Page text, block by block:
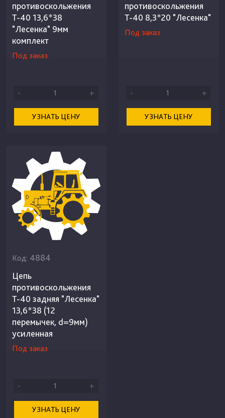
противоскольжения
Т-40 13,6*38
"Лесенка" 9мм
комплект
Под заказ
- +
УЗНАТЬ ЦЕНУ
противоскольжения
Т-40 8,3*20 "Лесенка"
Под заказ
- +
УЗНАТЬ ЦЕНУ
Код: 4884
Цепь
противоскольжения
Т-40 задняя "Лесенка"
13,6*38 (12
перемычек, d=9мм)
усиленная
Под заказ
- +
УЗНАТЬ ЦЕНУ